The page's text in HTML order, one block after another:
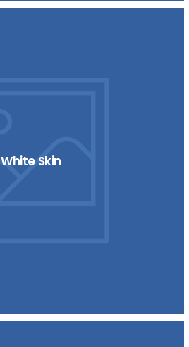
White Skin